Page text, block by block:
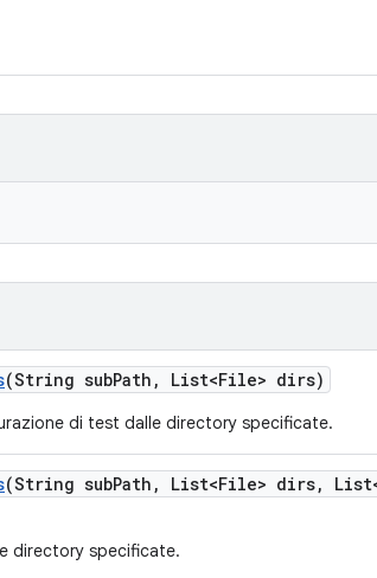
(String subPath , List<File> dirs)
di test dalle directory specificate.
(String subPath , List<File> dirs,
directory specificate.